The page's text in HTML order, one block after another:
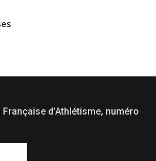
d’Athlétisme, numéro